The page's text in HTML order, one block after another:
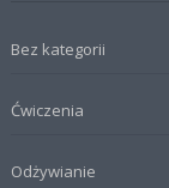
Bez kategorii
Ćwiczenia
Odżywianie